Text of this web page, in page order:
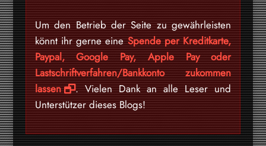
Um den Betrieb der Seite zu gewährleisten
könnt ihr gerne eineSpende per Kreditkarte,
Paypal, Google Pay, Apple Pay oder
Lastschriftverfahren/Bankkonto zukommen
lassen
. Vielen Dank an alle Leser und
Unterstützer dieses Blogs!